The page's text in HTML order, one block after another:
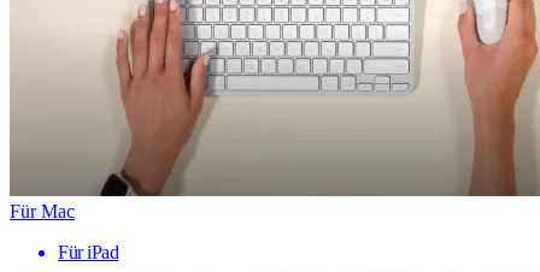
Für Mac
Für iPad